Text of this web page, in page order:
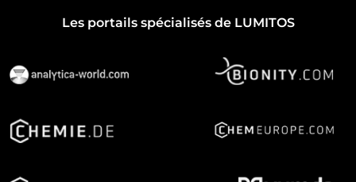
Les portails spécialisés de LUMITOS